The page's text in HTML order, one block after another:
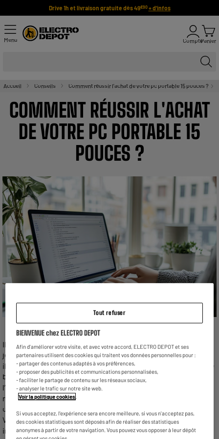
Drive 1h et livraison gratuite dès 49€90 + d'infos
Menu ComptePanier
Accueil Conseils Comment réussir l'achat de votre pc portable 15 pouces ?
COMMENT RÉUSSIR L'ACHAT
DE VOTRE PC PORTABLE 15
POUCES ?
Il est important de bien choisir son ordinateur portable de nos
jours. Les pc portables 15 pouces sont de bon compromis, car
ils ne sont pas très imposants et permettent tout de même de
bénéficier d’un écran d’une taille intéressante. Pour réussir
l’achat de votre pc portable 15 pouces, il vous suffit de vous
rendre chez ELECTRO DEPOT ! Nous savons comment vous
conseiller pour l’achat de votre nouvel ordinateur portable.
Vous voulez en savoir plus sur notre offre ? Alors on vous
invite à poursuivre la lecture de cet article.
Tout refuser
BIENVENUE chez ELECTRO DEPOT
Afin d'améliorer votre visite, et avec votre accord, ELECTRO DEPOT et ses
partenaires utilisent des cookies qui traitent vos données personnelles pour :
- partager des contenus adaptés à vos préférences,
- proposer des publicités et communications personnalisées,
- faciliter le partage de contenu sur les réseaux sociaux,
- analyser le trafic sur notre site web.
Voir la politique cookies.
Si vous acceptez, l'expérience sera encore meilleure, si vous n'acceptez pas,
des cookies statistiques sont déposés afin de réaliser des statistiques
anonymes à partir de votre navigation. Vous pouvez vous opposer à leur dépôt